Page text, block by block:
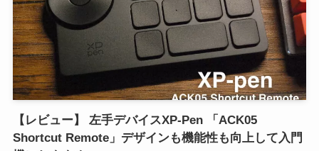
【レビュー】 左手デバイスXP-Pen 「ACK05
Shortcut Remote」デザインも機能性も向上して入門